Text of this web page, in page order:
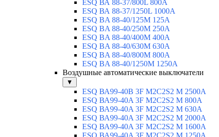
ESQ ВА 88-37/800L 800A
ESQ ВА 88-37/1250L 1000A
ESQ BA 88-40/125M 125A
ESQ BA 88-40/250M 250A
ESQ BA 88-40/400M 400A
ESQ BA 88-40/630М 630A
ESQ BA 88-40/800M 800A
ESQ BA 88-40/1250М 1250A
Воздушные автоматические выключатели
▼
ESQ ВА99-40B 3F M2C2S2 M 2500A
ESQ ВА99-40A 3F M2C2S2 М 800A
ESQ ВА99-40A 3F M2C2S2 М 630A
ESQ ВА99-40A 3F M2C2S2 М 2000A
ESQ ВА99-40A 3F M2C2S2 М 1600A